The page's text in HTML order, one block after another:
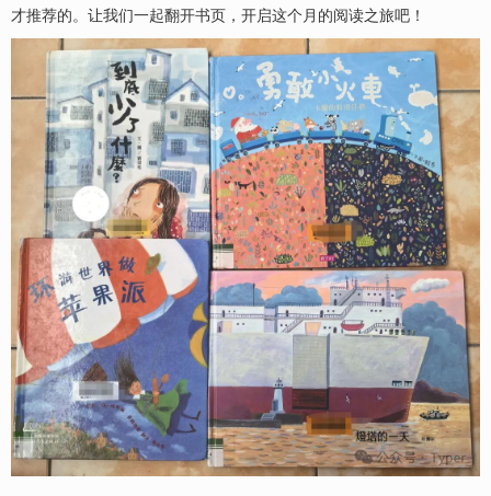
才推荐的。让我们一起翻开书页，开启这个月的阅读之旅吧！